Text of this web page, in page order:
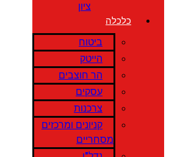
ציון
כלכלה
ביטוח
הייטק
הר חוצבים
עסקים
צרכנות
קניונים ומרכזים
מסחריים